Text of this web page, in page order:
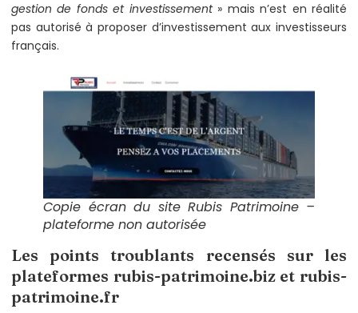
gestion de fonds et investissement» mais n’est en réalité
pas autorisé à proposer d’investissement aux investisseurs
français.
Copie écran du site Rubis Patrimoine –
plateforme non autorisée
Les points troublants recensés sur les
plateformes rubis-patrimoine.biz et rubis-
patrimoine.fr